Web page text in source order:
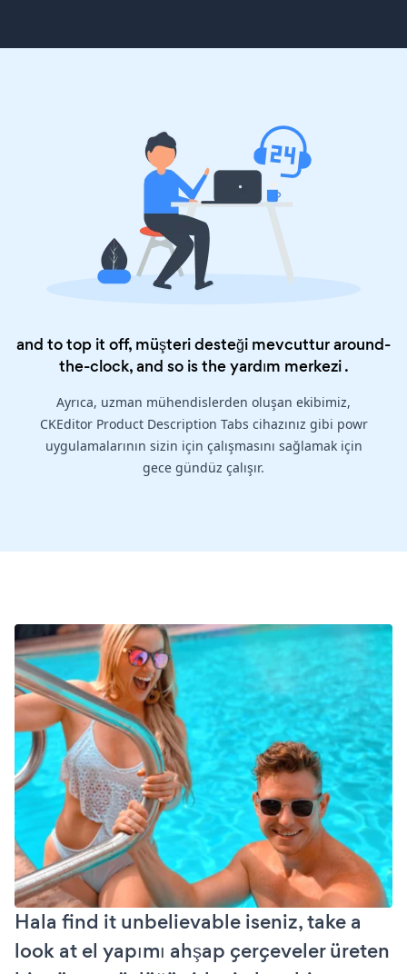
and to top it off, müşteri desteği mevcuttur around-
the-clock, and so is theyardım merkezi.
Ayrıca, uzman mühendislerden oluşan ekibimiz,
CKEditor Product Description Tabs cihazınız gibi powr
uygulamalarının sizin için çalışmasını sağlamak için
gece gündüz çalışır.
Hala find it unbelievable iseniz, take a
look at el yapımı ahşap çerçeveler üreten